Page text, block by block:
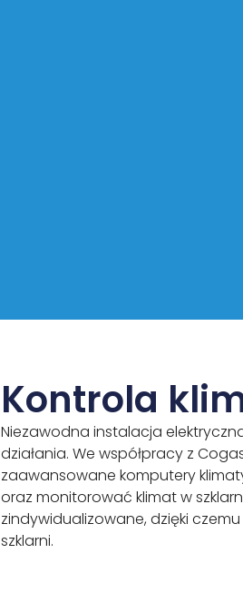
Kontrola
Niezawodna instalacja
działania. We współpracy z
zaawansowane komputery
oraz monitorować klimat w
zindywidualizowane, dzięki
szklarni.